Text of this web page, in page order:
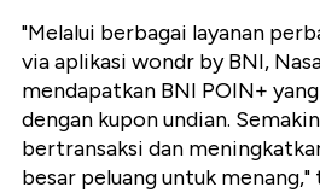
"Melalui berbagai layanan
via aplikasi wondr by BNI,
mendapatkan BNI POIN+
dengan kupon undian.
bertransaksi dan
besar peluang untuk